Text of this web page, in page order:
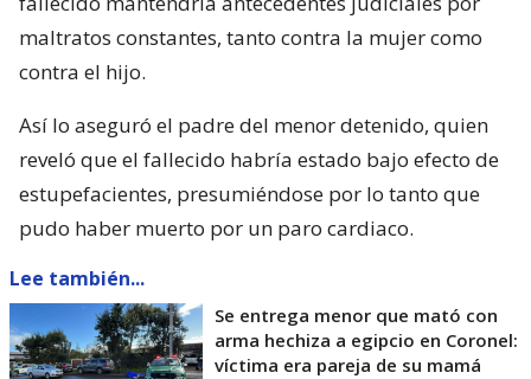
maltratos constantes, tanto contra la mujer como
contra el hijo.
Así lo aseguró el padre del menor detenido, quien
reveló que el fallecido habría estado bajo efecto de
estupefacientes, presumiéndose por lo tanto que
pudo haber muerto por un paro cardiaco.
Lee también...
Se entrega menor que mató con
arma hechiza a egipcio en Coronel:
víctima era pareja de su mamá